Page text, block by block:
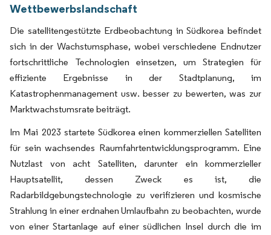
Wettbewerbslandschaft
Die satellitengestützte Erdbeobachtung in Südkorea befindet
sich in der Wachstumsphase, wobei verschiedene Endnutzer
fortschrittliche Technologien einsetzen, um Strategien für
effiziente Ergebnisse in der Stadtplanung, im
Katastrophenmanagement usw. besser zu bewerten, was zur
Marktwachstumsrate beiträgt.
Im Mai 2023 startete Südkorea einen kommerziellen Satelliten
für sein wachsendes Raumfahrtentwicklungsprogramm. Eine
Nutzlast von acht Satelliten, darunter ein kommerzieller
Hauptsatellit, dessen Zweck es ist, die
Radarbildgebungstechnologie zu verifizieren und kosmische
Strahlung in einer erdnahen Umlaufbahn zu beobachten, wurde
von einer Startanlage auf einer südlichen Insel durch die im